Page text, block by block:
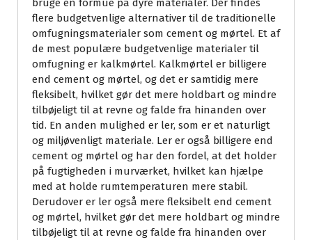
bruge en formue på dyre materialer. Der findes
flere budgetvenlige alternativer til de traditionelle
omfugningsmaterialer som cement og mørtel. Et af
de mest populære budgetvenlige materialer til
omfugning er kalkmørtel. Kalkmørtel er billigere
end cement og mørtel, og det er samtidig mere
fleksibelt, hvilket gør det mere holdbart og mindre
tilbøjeligt til at revne og falde fra hinanden over
tid. En anden mulighed er ler, som er et naturligt
og miljøvenligt materiale. Ler er også billigere end
cement og mørtel og har den fordel, at det holder
på fugtigheden i murværket, hvilket kan hjælpe
med at holde rumtemperaturen mere stabil.
Derudover er ler også mere fleksibelt end cement
og mørtel, hvilket gør det mere holdbart og mindre
tilbøjeligt til at revne og falde fra hinanden over